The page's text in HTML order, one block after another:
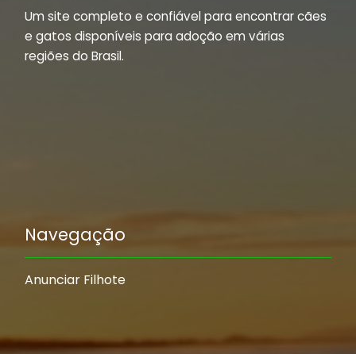
Um site completo e confiável para encontrar cães
e gatos disponíveis para adoção em várias
regiões do Brasil.
Navegação
Anunciar Filhote